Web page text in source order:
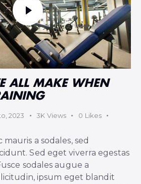
ALL MAKE WHEN
2023 3K Views 0 Likes
a sodales, sed
Sed eget viverra egestas
sodales augue a
ipsum eget blandit